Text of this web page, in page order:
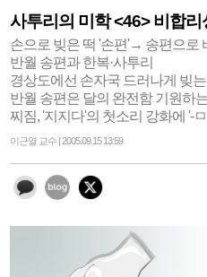
사투리의 미학 <46> 비합리
손으로 빚은 떡 '손편'→ 송편으로
반월 송편과 한복·사투리
경상도에선 손자국 드러나게 빚
반월 송편은 달의 완전함 기원하
찌짐, '지지다'의 첫소리 강화에 '-
이근열 교수 | 2005.09.15 13:59